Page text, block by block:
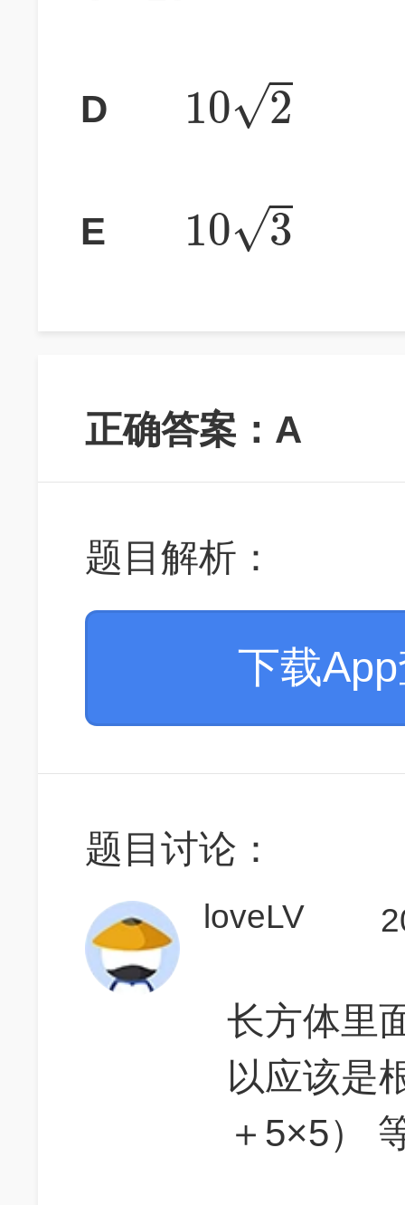
D 10 2
√
E 10 3
√
正确答案：A
题目解析：
下载
题目讨论：
loveLV
长方体里
以应该是
＋5×5）